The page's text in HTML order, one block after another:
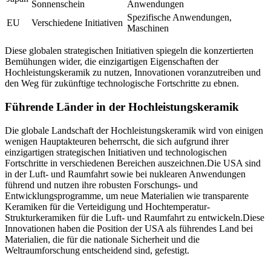
Sonnenschein
Anwendungen
EU
Verschiedene Initiativen
Spezifische Anwendungen,
Maschinen
Diese globalen strategischen Initiativen spiegeln die konzertierten
Bemühungen wider, die einzigartigen Eigenschaften der
Hochleistungskeramik zu nutzen, Innovationen voranzutreiben und
den Weg für zukünftige technologische Fortschritte zu ebnen.
Führende Länder in der Hochleistungskeramik
Die globale Landschaft der Hochleistungskeramik wird von einigen
wenigen Hauptakteuren beherrscht, die sich aufgrund ihrer
einzigartigen strategischen Initiativen und technologischen
Fortschritte in verschiedenen Bereichen auszeichnen.Die USA sind
in der Luft- und Raumfahrt sowie bei nuklearen Anwendungen
führend und nutzen ihre robusten Forschungs- und
Entwicklungsprogramme, um neue Materialien wie transparente
Keramiken für die Verteidigung und Hochtemperatur-
Strukturkeramiken für die Luft- und Raumfahrt zu entwickeln.Diese
Innovationen haben die Position der USA als führendes Land bei
Materialien, die für die nationale Sicherheit und die
Weltraumforschung entscheidend sind, gefestigt.